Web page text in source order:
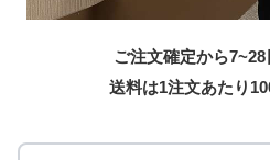
ご注文確定から
送料は1注文あたり